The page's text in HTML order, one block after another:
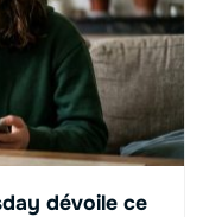
dévoile ce